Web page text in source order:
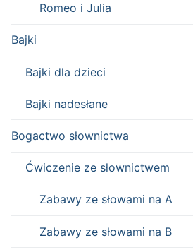
Romeo i Julia
Bajki
Bajki dla dzieci
Bajki nadesłane
Bogactwo słownictwa
Ćwiczenie ze słownictwem
Zabawy ze słowami na A
Zabawy ze słowami na B